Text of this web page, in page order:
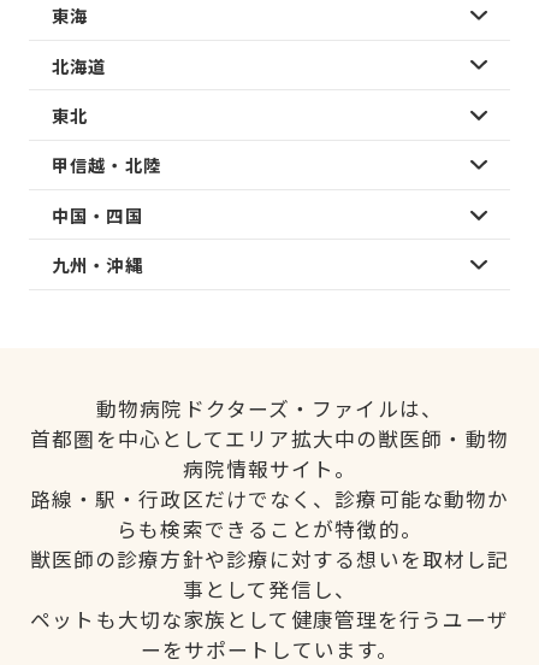
東海
北海道
東北
甲信越・北陸
中国・四国
九州・沖縄
動物病院ドクターズ・ファイルは、
首都圏を中心としてエリア拡大中の獣医師・動物
病院情報サイト。
路線・駅・行政区だけでなく、診療可能な動物か
らも検索できることが特徴的。
獣医師の診療方針や診療に対する想いを取材し記
事として発信し、
ペットも大切な家族として健康管理を行うユーザ
ーをサポートしています。